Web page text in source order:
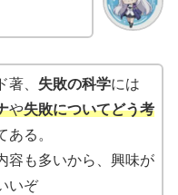
、 失敗の科学には
や失敗についてどう考
ある。
容も多いから、興味が
いぞ